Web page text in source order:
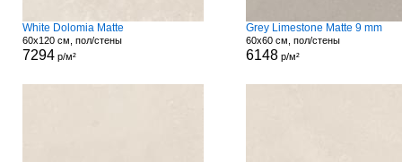
White Dolomia Matte
60x120 см, пол/стены
7294 р/м²
Grey Limestone Matte 9 mm
60x60 см, пол/стены
6148 р/м²